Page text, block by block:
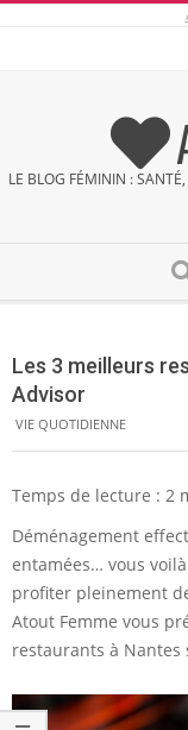
LE BLOG FÉMININ :
Menu
Les 3 meilleurs
Advisor
VIE QUOTIDIENNE
Temps de lecture : 2
Déménagement
entamées… vous
profiter pleinement
Atout Femme vous
restaurants à Nantes